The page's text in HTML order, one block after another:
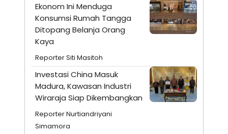
Ekonom Ini Menduga
Konsumsi Rumah Tangga
Ditopang Belanja Orang
Kaya
Reporter Siti Masitoh
Investasi China Masuk
Madura, Kawasan Industri
Wiraraja Siap Dikembangkan
Reporter Nurtiandriyani
Simamora